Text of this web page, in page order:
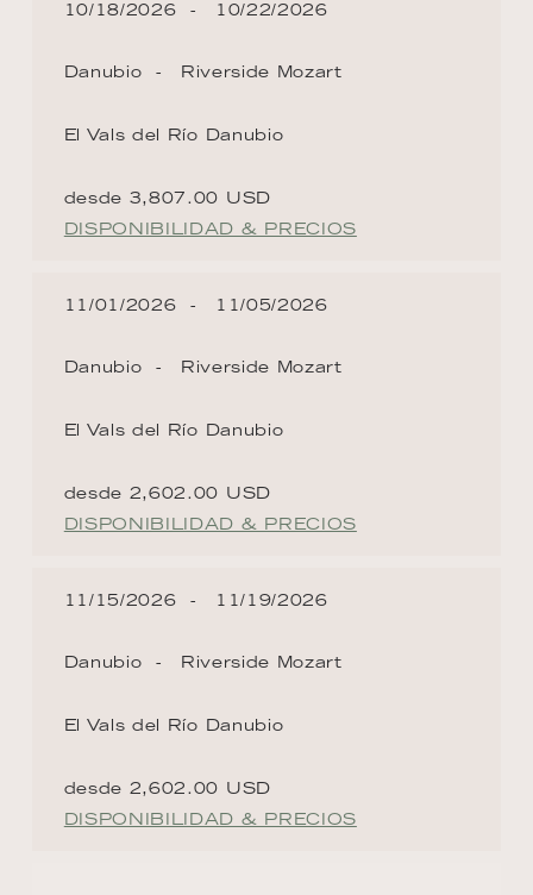
10/18/2026 10/22/2026
Danubio Riverside Mozart
El Vals del Río Danubio
desde 3,807.00 USD
DISPONIBILIDAD & PRECIOS
11/01/2026 11/05/2026
Danubio Riverside Mozart
El Vals del Río Danubio
desde 2,602.00 USD
DISPONIBILIDAD & PRECIOS
11/15/2026 11/19/2026
Danubio Riverside Mozart
El Vals del Río Danubio
desde 2,602.00 USD
DISPONIBILIDAD & PRECIOS